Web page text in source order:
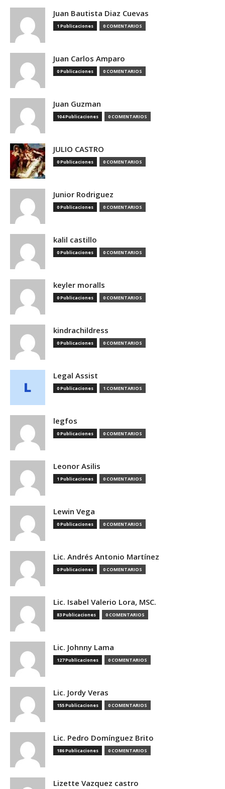
Juan Bautista Diaz Cuevas
1 Publicaciones 0 COMENTARIOS
Juan Carlos Amparo
0 Publicaciones 0 COMENTARIOS
Juan Guzman
104 Publicaciones 0 COMENTARIOS
JULIO CASTRO
0 Publicaciones 0 COMENTARIOS
Junior Rodriguez
0 Publicaciones 0 COMENTARIOS
kalil castillo
0 Publicaciones 0 COMENTARIOS
keyler moralls
0 Publicaciones 0 COMENTARIOS
kindrachildress
0 Publicaciones 0 COMENTARIOS
Legal Assist
0 Publicaciones 1 COMENTARIOS
legfos
0 Publicaciones 0 COMENTARIOS
Leonor Asilis
1 Publicaciones 0 COMENTARIOS
Lewin Vega
0 Publicaciones 0 COMENTARIOS
Lic. Andrés Antonio Martínez
0 Publicaciones 0 COMENTARIOS
Lic. Isabel Valerio Lora, MSC.
83 Publicaciones 0 COMENTARIOS
Lic. Johnny Lama
127 Publicaciones 0 COMENTARIOS
Lic. Jordy Veras
155 Publicaciones 0 COMENTARIOS
Lic. Pedro Domínguez Brito
186 Publicaciones 0 COMENTARIOS
Lizette Vazquez castro